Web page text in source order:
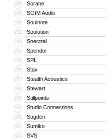
289 Sorane
290 SOtM Audio
291 Soulnote
292 Soulution
293 Spectral
294 Spendor
295 SPL
296 Stax
297 Stealth Acoustics
298 Stewart
299 Stillpoints
300 Studio Connections
301 Sugden
302 Sumiko
303 SVS